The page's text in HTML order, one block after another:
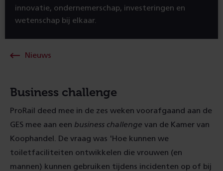
innovatie, ondernemerschap, investeringen en
wetenschap bij elkaar.
Nieuws
Business challenge
ProRail deed mee in de zes weken voorafgaand aan de
GES mee aan een business challenge van de Kamer van
Koophandel. De vraag was 'Hoe kunnen we
toiletfaciliteiten ontwikkelen die vrouwen (en
mannen) kunnen gebruiken tijdens incidenten op of bij